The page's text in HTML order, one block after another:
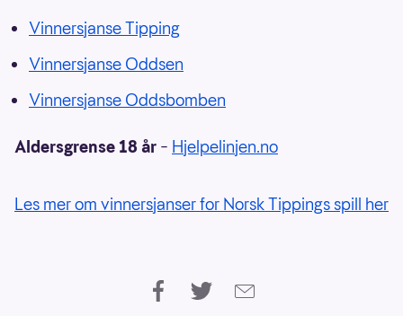
Vinnersjanse Tipping
Vinnersjanse Oddsen
Vinnersjanse Oddsbomben
Aldersgrense 18 år – Hjelpelinjen.no
Les mer om vinnersjanser for Norsk Tippings spill her